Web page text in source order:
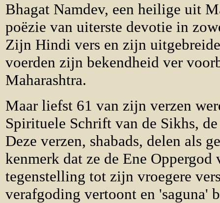
Bhagat Namdev, een heilige uit
poëzie van uiterste devotie in
Zijn Hindi vers en zijn
voerden zijn bekendheid ver
Maharashtra.
Maar liefst 61 van zijn verzen
Spirituele Schrift van de Sikhs,
Deze verzen, shabads, delen als
kenmerk dat ze de Ene Oppergod
tegenstelling tot zijn vroegere
verafgoding vertoont en 'saguna'